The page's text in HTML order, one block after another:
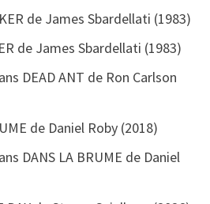
de James Sbardellati (1983)
de James Sbardellati (1983)
DEAD ANT de Ron Carlson
de Daniel Roby (2018)
DANS LA BRUME de Daniel